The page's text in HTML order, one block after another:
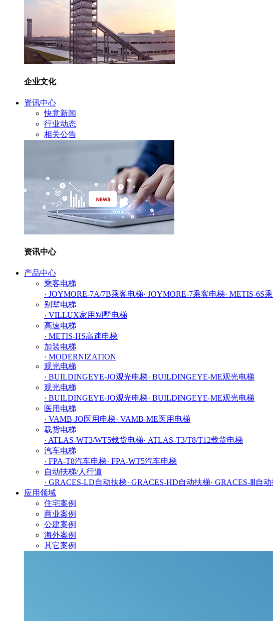
企业文化
资讯中心
快意新闻
行业动态
相关公告
资讯中心
产品中心
乘客电梯
· JOYMORE-7A/7B乘客电梯· JOYMORE-7乘客电梯· METIS-6S
别墅电梯
· VILLUX家用别墅电梯
高速电梯
· METIS-HS高速电梯
加装电梯
· MODERNIZATION
观光电梯
· BUILDINGEYE-JO观光电梯· BUILDINGEYE-ME观光电梯
观光电梯
· BUILDINGEYE-JO观光电梯· BUILDINGEYE-ME观光电梯
医用电梯
· VAMB-JO医用电梯· VAMB-ME医用电梯
载货电梯
· ATLAS-WT3/WT5载货电梯· ATLAS-T3/T8/T12载货电梯
汽车电梯
· FPA-T8汽车电梯· FPA-WT5汽车电梯
自动扶梯/人行道
· GRACES-LD自动扶梯· GRACES-HD自动扶梯· GRACES-Ⅲ自
应用领域
住宅案例
商业案例
公建案例
海外案例
其它案例